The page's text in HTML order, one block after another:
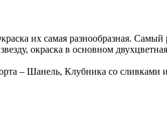
их самая разнообразная. Самый
окраска в основном
– Шанель, Клубника со сливками